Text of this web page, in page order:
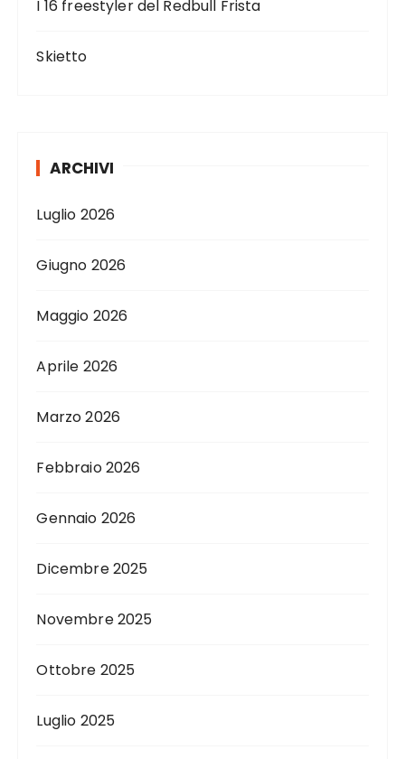
I 16 freestyler del Redbull Frista
Skietto
ARCHIVI
Luglio 2026
Giugno 2026
Maggio 2026
Aprile 2026
Marzo 2026
Febbraio 2026
Gennaio 2026
Dicembre 2025
Novembre 2025
Ottobre 2025
Luglio 2025